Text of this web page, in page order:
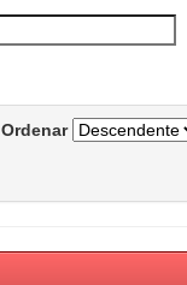
Ordenar